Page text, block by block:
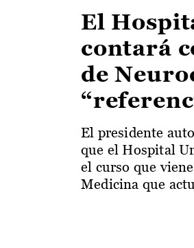
El
contará
de
El presidente
que el Hospital
el curso que
Medicina que